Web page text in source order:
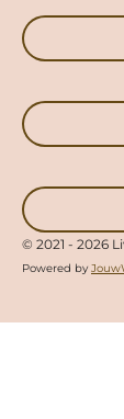
© 2021 - 2026
Powered by